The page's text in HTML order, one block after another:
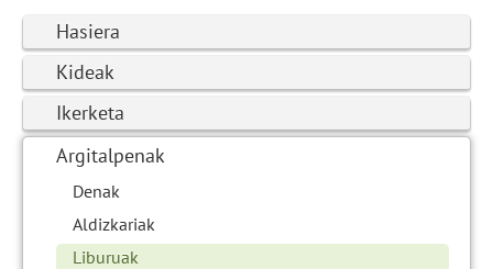
Hasiera
Kideak
Ikerketa
Argitalpenak
Denak
Aldizkariak
Liburuak